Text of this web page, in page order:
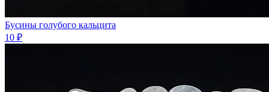
Бусины голубого кальцита
10 ₽